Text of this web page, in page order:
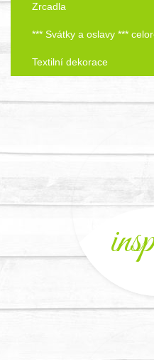
Zrcadla
*** Svátky a oslavy ***
Textilní dekorace